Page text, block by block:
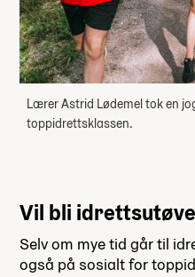
Lærer Astrid Lødemel tok en
toppidrettsklassen.
Vil bli
Selv om mye tid går til
også på sosialt for